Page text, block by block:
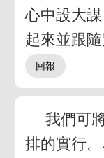
心中設大
起來並跟
我們可
排的實行